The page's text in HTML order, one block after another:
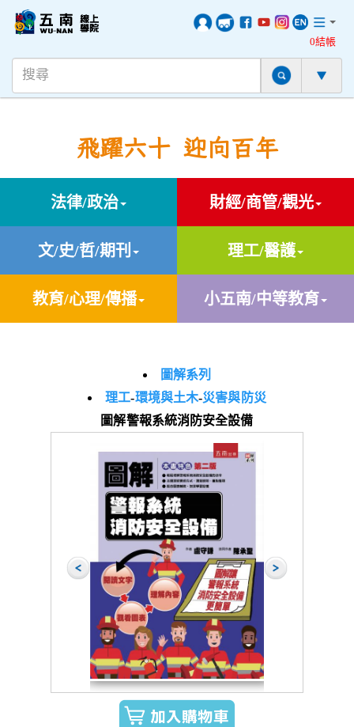
0結帳
飛躍六十 迎向百年
法律/政治 財經/商管/觀光
文/史/哲/期刊 理工/醫護
教育/心理/傳播 小五南/中等教育
圖解系列
理工-環境與土木-災害與防災
圖解警報系統消防安全設備